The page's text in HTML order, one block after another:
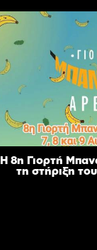
Η 8η Γιορτή
τη στήριξη